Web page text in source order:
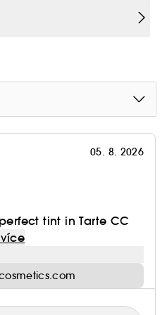
bílý (zjemňuje).
05. 8. 2026
tint in Tarte CC